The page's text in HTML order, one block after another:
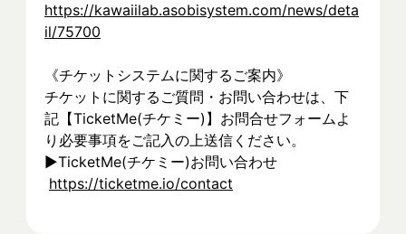
https://kawaiilab.asobisystem.com/news/deta
il/75700
《チケットシステムに関するご案内》
チケットに関するご質問・お問い合わせは、下
記【TicketMe(チケミー)】お問合せフォームよ
り必要事項をご記入の上送信ください。
▶︎TicketMe(チケミー)お問い合わせ
https://ticketme.io/contact